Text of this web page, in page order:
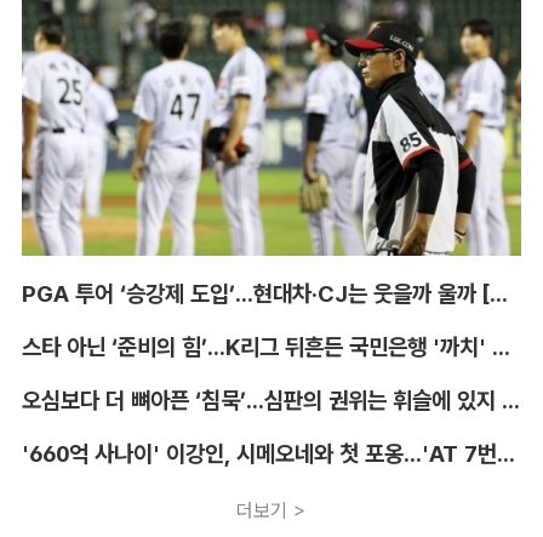
PGA 투어 ‘승강제 도입’...현대차·CJ는 웃을까 울까 [박호윤의 IN&OUT]
스타 아닌 ‘준비의 힘’...K리그 뒤흔든 국민은행 '까치' 사단 [이영규의 비욘더매치]
오심보다 더 뼈아픈 ‘침묵’...심판의 권위는 휘슬에 있지 않다 [박순규의 창]
'660억 사나이' 이강인, 시메오네와 첫 포옹...'AT 7번' 데뷔 초읽기
더보기 >